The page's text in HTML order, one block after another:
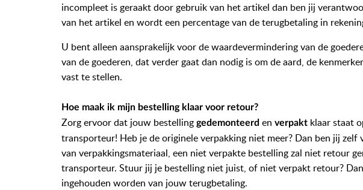
incompleet is geraakt door gebruik van het artikel dan ben jij
van het artikel en wordt een percentage van de terugbetaling in
U bent alleen aansprakelijk voor de waardevermindering van de
van de goederen, dat verder gaat dan nodig is om de aard, de
vast te stellen.
Hoe maak ik mijn bestelling klaar voor retour?
Zorg ervoor dat jouw bestelling gedemonteerd en verpakt klaar staat
transporteur! Heb je de originele verpakking niet meer? Dan ben jij
van verpakkingsmateriaal, een niet verpakte bestelling zal niet retour
transporteur. Stuur jij je bestelling niet juist, of niet verpakt retour?
ingehouden worden van jouw terugbetaling.